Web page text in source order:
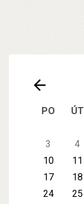
PO ÚT
3
4
10
11
17
18
24
25